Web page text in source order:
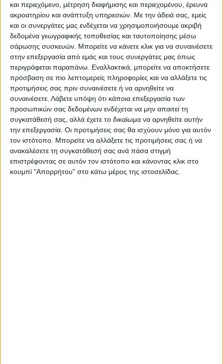
και περιεχόμενο, μέτρηση διαφήμισης και περιεχομένου, έρευνα
ακροατηρίου και ανάπτυξη υπηρεσιών. Με την άδειά σας, εμείς
και οι συνεργάτες μας ενδέχεται να χρησιμοποιήσουμε ακριβή
δεδομένα γεωγραφικής τοποθεσίας και ταυτοποίησης μέσω
σάρωσης συσκευών. Μπορείτε να κάνετε κλικ για να συναινέσετε
στην επεξεργασία από εμάς και τους συνεργάτες μας όπως
περιγράφεται παραπάνω. Εναλλακτικά, μπορείτε να αποκτήσετε
πρόσβαση σε πιο λεπτομερείς πληροφορίες και να αλλάξετε τις
προτιμήσεις σας πριν συναινέσετε ή να αρνηθείτε να
συναινέσετε. Λάβετε υπόψη ότι κάποια επεξεργασία των
προσωπικών σας δεδομένων ενδέχεται να μην απαιτεί τη
συγκατάθεσή σας, αλλά έχετε το δικαίωμα να αρνηθείτε αυτήν
την επεξεργασία. Οι προτιμήσεις σας θα ισχύουν μόνο για αυτόν
τον ιστότοπο. Μπορείτε να αλλάξετε τις προτιμήσεις σας ή να
ανακαλέσετε τη συγκατάθεσή σας ανά πάσα στιγμή
επιστρέφοντας σε αυτόν τον ιστότοπο και κάνοντας κλικ στο
κουμπί "Απορρήτου" στο κάτω μέρος της ιστοσελίδας.
Θεοδόσης Κατσάρας
https://neosagon.gr
ΠΑΡΟΜΟΙΑ ΑΡΘΡΑ